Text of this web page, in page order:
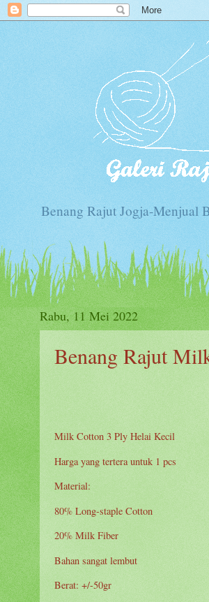
Benang Rajut Jogja-Menjual
Rabu, 11 Mei 2022
Benang Rajut
Milk Cotton 3 Ply Helai Kecil
Harga yang tertera untuk 1 pcs
Material:
80% Long-staple Cotton
20% Milk Fiber
Bahan sangat lembut
Berat: +/-50gr